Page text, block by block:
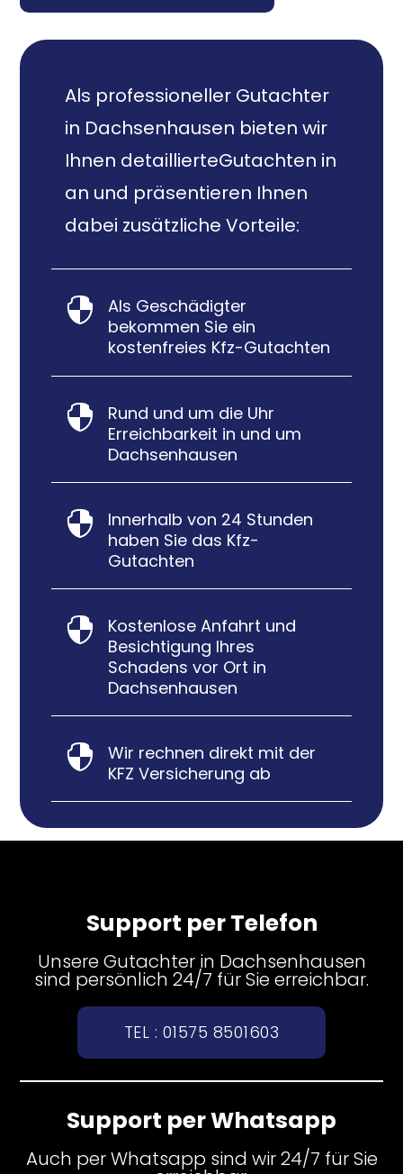
Als professioneller Gutachter
in Dachsenhausen bieten wir
Ihnen detaillierteGutachten in
an und präsentieren Ihnen
dabei zusätzliche Vorteile:

Als Geschädigter
bekommen Sie ein
kostenfreies Kfz-Gutachten

Rund und um die Uhr
Erreichbarkeit in und um
Dachsenhausen

Innerhalb von 24 Stunden
haben Sie das Kfz-
Gutachten

Kostenlose Anfahrt und
Besichtigung Ihres
Schadens vor Ort in
Dachsenhausen

Wir rechnen direkt mit der
KFZ Versicherung ab
Support per Telefon
Unsere Gutachter in Dachsenhausen
sind persönlich 24/7 für Sie erreichbar.
TEL : 01575 8501603
Support per Whatsapp
Auch per Whatsapp sind wir 24/7 für Sie